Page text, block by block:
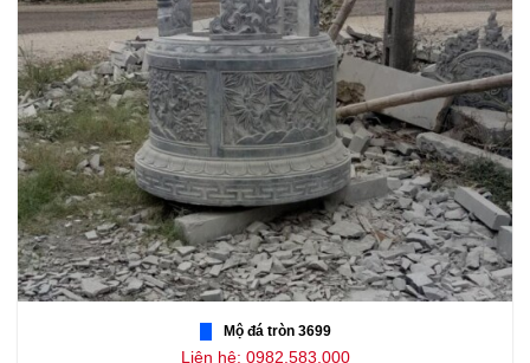
Mộ đá tròn 3699
Liên hệ: 0982.583.000